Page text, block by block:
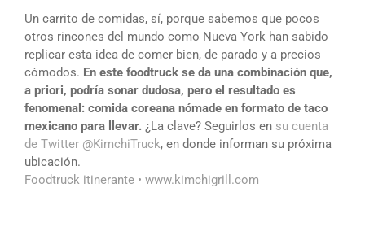
Un carrito de comidas, sí, porque sabemos que pocos
otros rincones del mundo como Nueva York han sabido
replicar esta idea de comer bien, de parado y a precios
cómodos. En este foodtruck se da una combinación que,
a priori, podría sonar dudosa, pero el resultado es
fenomenal: comida coreana nómade en formato de taco
mexicano para llevar. ¿La clave? Seguirlos en su cuenta
de Twitter @KimchiTruck, en donde informan su próxima
ubicación.
Foodtruck itinerante • www.kimchigrill.com